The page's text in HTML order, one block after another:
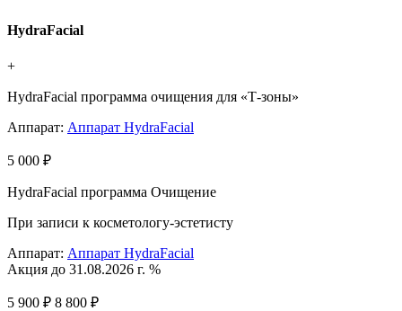
HydraFacial
+
HydraFacial программа очищения для «Т-зоны»
Аппарат: Аппарат HydraFacial
5 000 ₽
HydraFacial программа Очищение
При записи к косметологу-эстетисту
Аппарат: Аппарат HydraFacial
Акция до 31.08.2026 г. %
5 900 ₽ 8 800 ₽